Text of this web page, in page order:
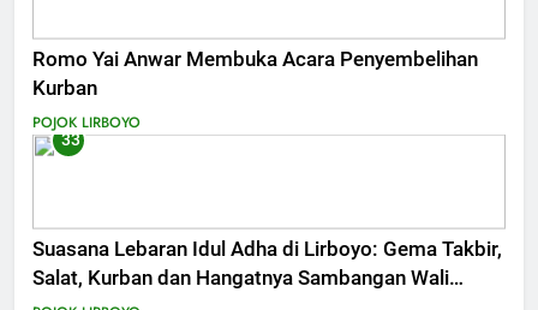
Romo Yai Anwar Membuka Acara Penyembelihan
Kurban
POJOK LIRBOYO
33
Suasana Lebaran Idul Adha di Lirboyo: Gema Takbir,
Salat, Kurban dan Hangatnya Sambangan Wali